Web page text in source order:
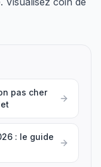
pas cher
: le guide